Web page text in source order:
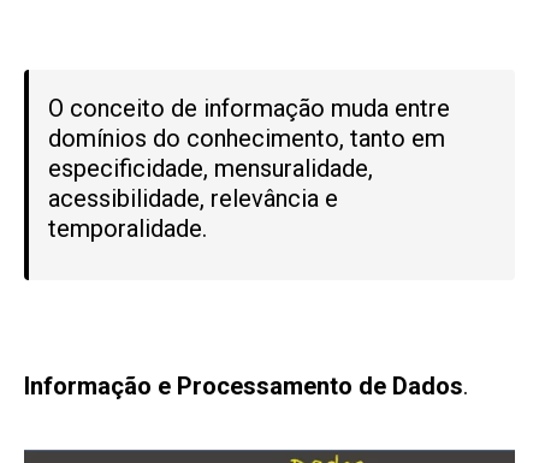
O conceito de informação muda entre
domínios do conhecimento, tanto em
especificidade, mensuralidade,
acessibilidade, relevância e
temporalidade.
Informação e Processamento de Dados.